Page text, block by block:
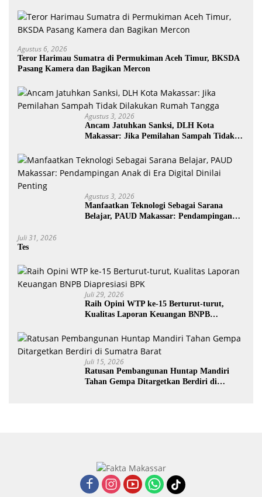
Agustus 6, 2026
Teror Harimau Sumatra di Permukiman Aceh Timur, BKSDA
Pasang Kamera dan Bagikan Mercon
Agustus 3, 2026
Ancam Jatuhkan Sanksi, DLH Kota
Makassar: Jika Pemilahan Sampah Tidak
Agustus 3, 2026
Manfaatkan Teknologi Sebagai Sarana
Belajar, PAUD Makassar: Pendampingan
Juli 31, 2026
Tes
Juli 29, 2026
Raih Opini WTP ke-15 Berturut-turut,
Kualitas Laporan Keuangan BNPB
Juli 15, 2026
Ratusan Pembangunan Huntap Mandiri
Tahan Gempa Ditargetkan Berdiri di